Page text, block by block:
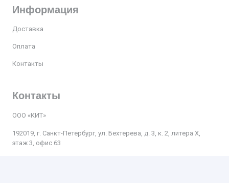
Информация
Доставка
Оплата
Контакты
Контакты
ООО «КИТ»
192019, г. Санкт-Петербург, ул. Бехтерева, д. 3, к. 2, литера Х,
этаж 3, офис 63